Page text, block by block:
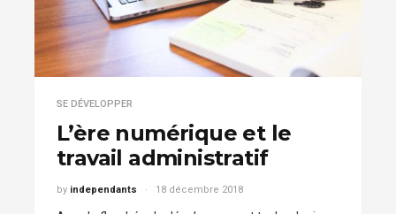
SE DÉVELOPPER
L’ère numérique et le
travail administratif
by independants 18 décembre 2018